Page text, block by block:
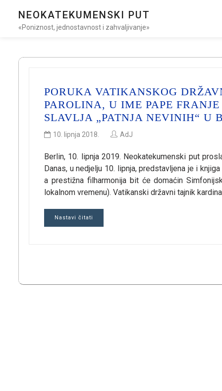
NEOKATEKUMENSKI PUT
«Poniznost, jednostavnost i zahvaljivanje»
PORUKA VATIKANSKOG
PAROLINA, U IME PAPE
SLAVLJA „PATNJA NEVINIH“ U
10. lipnja 2018. AdJ
Berlin, 10. lipnja 2019. Neokatekumenski put
Danas, u nedjelju 10. lipnja, predstavljena je i
a prestižna filharmonija bit će domaćin
lokalnom vremenu). Vatikanski državni tajnik
Nastavi čitati